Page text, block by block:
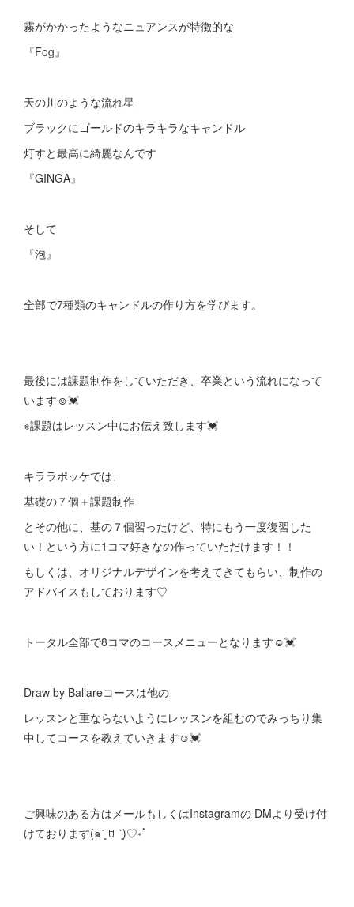
霧がかかったようなニュアンスが特徴的な
『Fog』
天の川のような流れ星
ブラックにゴールドのキラキラなキャンドル
灯すと最高に綺麗なんです
『GINGA』
そして
『泡』
全部で7種類のキャンドルの作り方を学びます。
最後には課題制作をしていただき、卒業という流れになって
います☺️💓
※課題はレッスン中にお伝え致します💓
キララポッケでは、
基礎の７個＋課題制作
とその他に、基の７個習ったけど、特にもう一度復習した
い！という方に1コマ好きなの作っていただけます！！
もしくは、オリジナルデザインを考えてきてもらい、制作の
アドバイスもしております♡
トータル全部で8コマのコースメニューとなります☺️💓
Draw by Ballareコースは他の
レッスンと重ならないようにレッスンを組むのでみっちり集
中してコースを教えていきます☺️💓
ご興味のある方はメールもしくはInstagramの DMより受け付
けております(๑ˊ͈ ꇴ ˋ͈)♡॰ॱ